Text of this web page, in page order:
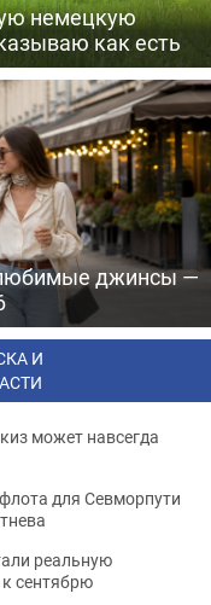
немецкую
как есть
джинсы —
И
может навсегда
для Севморпути
реальную
сентябрю